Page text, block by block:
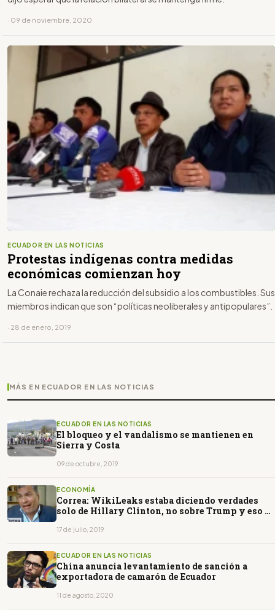
· 09 de noviembre, 2020
ECUADOR EN LAS NOTICIAS
Protestas indígenas contra medidas
económicas comienzan hoy
La Conaie rechaza la reducción del subsidio a los combustibles. Sus
miembros indican que son “políticas neoliberales y antipopulares”.
· 28 de enero, 2019
MÁS EN ECUADOR EN LAS NOTICIAS
ECUADOR EN LAS NOTICIAS
El bloqueo y el vandalismo se mantienen en
Sierra y Costa
09 de octubre, 2019
ECONOMÍA
Correa: WikiLeaks estaba diciendo verdades
solo de Hillary Clinton, no sobre Trump y eso es
17 de julio, 2019
ECUADOR EN LAS NOTICIAS
China anuncia levantamiento de sanción a
exportadora de camarón de Ecuador
11 de agosto, 2020